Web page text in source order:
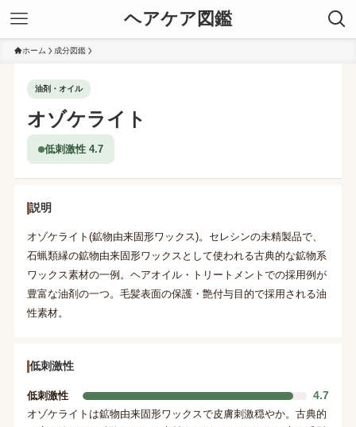
ヘアケア図鑑
ホーム 成分図鑑
油剤・オイル
オゾケライト
低刺激性 4.7
説明
オゾケライト(鉱物由来固形ワックス)。セレシンの未精製品で、
石蝋類縁の鉱物由来固形ワックスとして使われる古典的な鉱物系
ワックス素材の一例。ヘアオイル・トリートメントでの採用例が
豊富な油剤の一つ。毛髪表面の保護・艶付与目的で採用される油
性素材。
低刺激性
低刺激性 4.7
オゾケライトは鉱物由来固形ワックスで皮膚刺激穏やか。古典的